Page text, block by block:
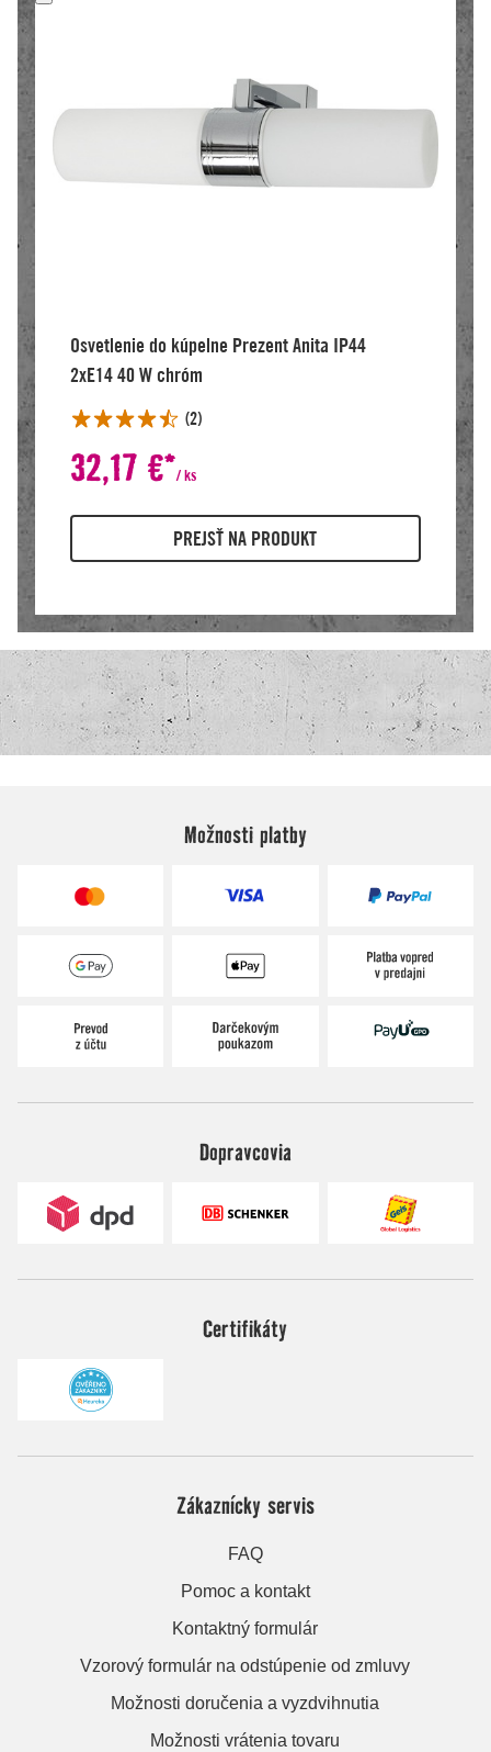
Možnosti platby
Dopravcovia
Certifikáty
Zákaznícky servis
FAQ
Pomoc a kontakt
Kontaktný formulár
Vzorový formulár na odstúpenie od zmluvy
Možnosti doručenia a vyzdvihnutia
Možnosti vrátenia tovaru